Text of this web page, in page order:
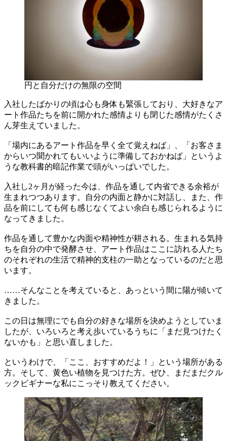
円と自分だけの無限の空間
入社したばかりの頃は心も身体も緊張しており、大好きなア
ート作品たちを前に開かれた感情よりも閉じた感情がたくさ
ん芽生えていました。
「場内にあるアート作品を早く全て覚えねば」、「お客さま
からいつ聞かれてもいいように準備しておかねば」というよ
うな教科書的暗記作業で頭がいっぱいでした。
入社し2ヶ月が経った今は、作品を通して内省できる余裕が
生まれつつあります。自分の内面と静かに対話し、また、作
品を前にしても何も感じなくてよい余白も感じられるように
なってきました。
作品を通して豊かな内面や精神性が耕される。生まれる気持
ちを自分の中で発酵させ、アート作品はここに訪れる人たち
のそれぞれの生活で精神的支柱の一助となっているのだと思
います。
……そんなことを考えていると、あっという間に陽が傾いて
きました。
この日は無理にでも自分の好きな場所を決めようとしていま
したが、いろいろと考え歩いているうちに「まだ見つけたく
ないかも」と思い直しました。
というわけで、「ここ、おすすめだよ！」という場所がある
方。そして、黄色い植物を見つけた方。ぜひ、まだまだクル
ックビギナーな私にこっそり教えてください。